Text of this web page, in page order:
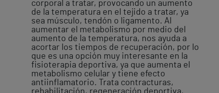
corporal a tratar, provocando un aumento
de la temperatura en el tejido a tratar, ya
sea músculo, tendón o ligamento. Al
aumentar el metabolismo por medio del
aumento de la temperatura, nos ayuda a
acortar los tiempos de recuperación, por lo
que es una opción muy interesante en la
fisioterapia deportiva, ya que aumenta el
metabolismo celular y tiene efecto
antiinflamatorio. Trata contracturas,